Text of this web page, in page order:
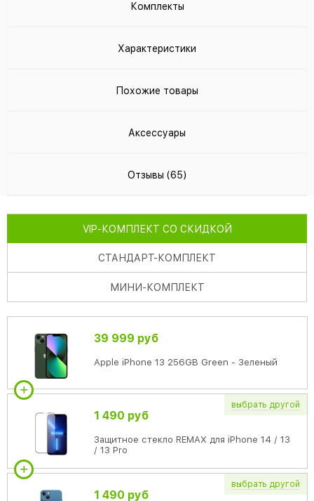
Комплекты
Характеристики
Похожие товары
Аксессуары
Отзывы (65)
VIP-КОМПЛЕКТ СО СКИДКОЙ
СТАНДАРТ-КОМПЛЕКТ
МИНИ-КОМПЛЕКТ
39 999 руб
Apple iPhone 13 256GB Green - Зеленый
выбрать другой
1 490 руб
Защитное стекло REMAX для iPhone 14 / 13
/ 13 Pro
выбрать другой
1 490 руб